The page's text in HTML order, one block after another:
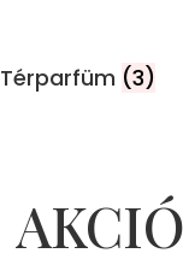
Térparfüm (3)